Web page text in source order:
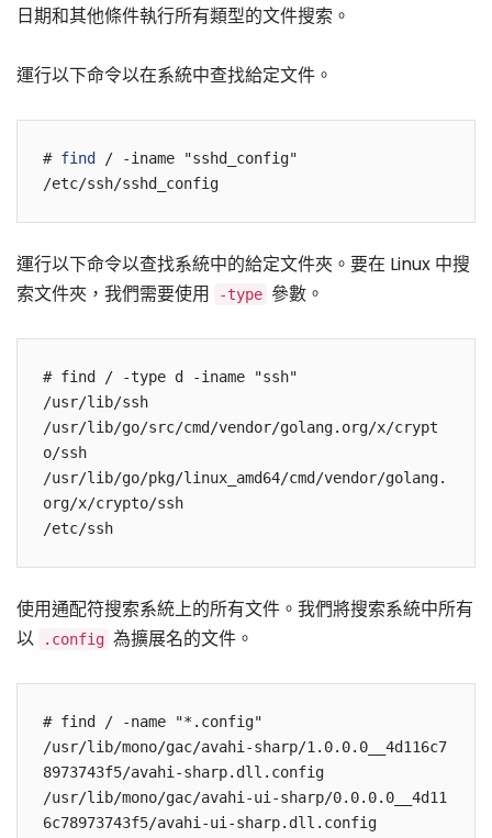
日期和其他條件執行所有類型的文件搜索。
運行以下命令以在系統中查找給定文件。
# find
/ -iname "sshd_config"
/etc/ssh/sshd_config
運行以下命令以查找系統中的給定文件夾。要在 Linux 中搜
索文件夾，我們需要使用
-type 參數。
# find / -type d -iname "ssh"
/usr/lib/ssh
/usr/lib/go/src/cmd/vendor/golang.org/x/crypt
o/ssh
/usr/lib/go/pkg/linux_amd64/cmd/vendor/golang.
org/x/crypto/ssh
/etc/ssh
使用通配符搜索系統上的所有文件。我們將搜索系統中所有
以
.config 為擴展名的文件。
# find / -name "*.config"
/usr/lib/mono/gac/avahi-sharp/1.0.0.0__4d116c7
8973743f5/avahi-sharp.dll.config
/usr/lib/mono/gac/avahi-ui-sharp/0.0.0.0__4d11
6c78973743f5/avahi-ui-sharp.dll.config